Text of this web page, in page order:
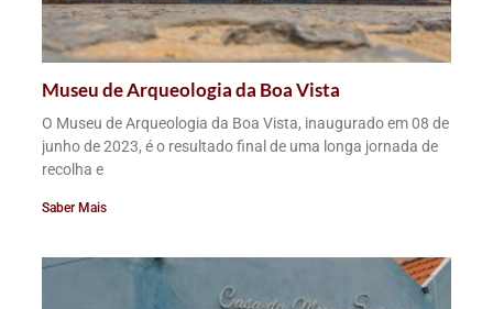
Museu de Arqueologia da Boa Vista
O Museu de Arqueologia da Boa Vista, inaugurado em 08 de
junho de 2023, é o resultado final de uma longa jornada de
recolha e
Saber Mais